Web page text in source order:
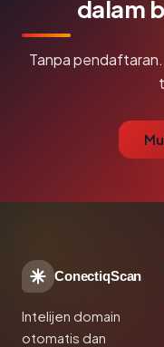
dalam
Tanpa
ConectiqScan
Intelijen domain
otomatis dan